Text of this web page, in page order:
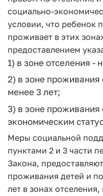
социально-
условии, что ребенок
проживает в этих
предоставлением
1) в зоне отселения -
2) в зоне проживания
менее 3 лет;
3) в зоне проживания
экономическим
Меры социальной
пунктами 2 и 3 части
Закона,
проживания детей и
лет в зонах